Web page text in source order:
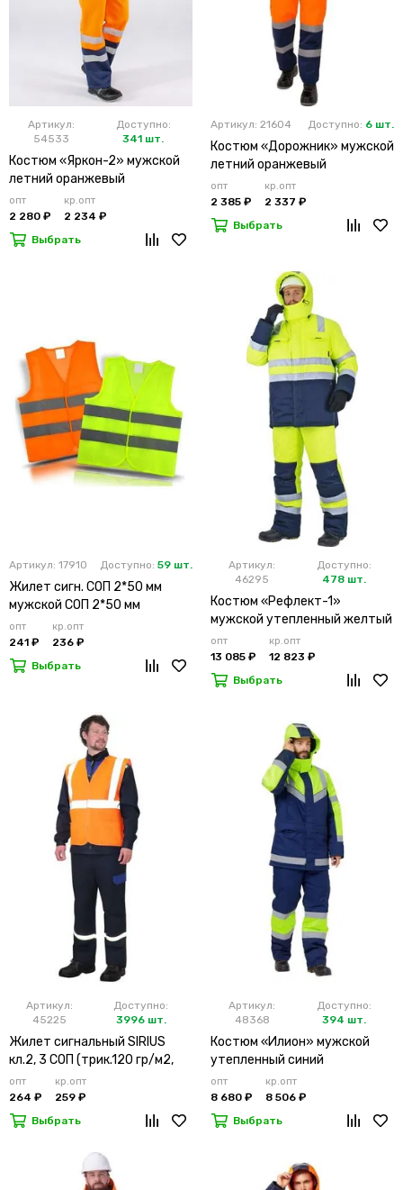
Артикул:
54533
Доступно:
341 шт.
Костюм «Яркон-2» мужской
летний оранжевый
опт
2 280 ₽
кр.опт
2 234 ₽
Выбрать
Артикул: 21604 Доступно: 6 шт.
Костюм «Дорожник» мужской
летний оранжевый
опт
2 385 ₽
кр.опт
2 337 ₽
Выбрать
Артикул: 17910 Доступно: 59 шт.
Жилет сигн. СОП 2*50 мм
мужской СОП 2*50 мм
опт
241 ₽
кр.опт
236 ₽
Выбрать
Артикул:
46295
Доступно:
478 шт.
Костюм «Рефлект-1»
мужской утепленный желтый
с п/к
опт
13 085 ₽
кр.опт
12 823 ₽
Выбрать
Артикул:
45225
Доступно:
3996 шт.
Жилет сигнальный SIRIUS
кл.2, 3 СОП (трик.120 гр/м2,
карманы) оранжевый
опт
264 ₽
кр.опт
259 ₽
Выбрать
Артикул:
48368
Доступно:
394 шт.
Костюм «Илион» мужской
утепленный синий
опт
8 680 ₽
кр.опт
8 506 ₽
Выбрать